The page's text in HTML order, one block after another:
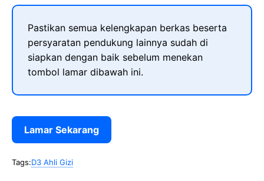
Pastikan semua kelengkapan berkas beserta
persyaratan pendukung lainnya sudah di
siapkan dengan baik sebelum menekan
tombol lamar dibawah ini.
Lamar Sekarang
Tags:D3 Ahli Gizi